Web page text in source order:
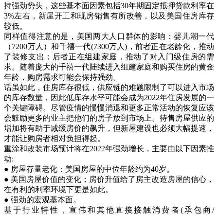
持强劲势头，这些基本面因素包括30年期固定抵押贷款利率在
3%左右，新屋开工和现房销售有所改善，以及美国住房库存
较低。
同样值得注意的是，美国两大人口群体的影响：婴儿潮一代
（7200万人）和千禧一代(7300万人)，前者正在老龄化，推动
了装修支出；后者正在组建家庭，推动了对入门级住房的需
求。随着庞大的千禧一代陆续进入组建家庭和购买住房的黄金
年龄，购房需求可能会保持强劲。
话虽如此，住房库存很低，供应链的难题限制了可以进入市场
的库存数量，因此低库存水平可能会成为2022年住房发展的一
个关键障碍。尽管疫情的慢慢消退和更多正常活动的恢复应该
会鼓励更多的业主把他们的房子放到市场上。待售房屋供应的
增加将有助于减缓房价的飙升，但新屋建设也必须大幅提速，
才能让购房者相对负担得起。
重涂和改装市场预计将在2022年强劲增长，主要由以下因素推
动:
● 房屋存量老化：美国房屋的中位年龄约为40岁。
● 美国房屋价值的变化；房价升值给了房主改造房屋的信心，
在有利的利率环境下更是如此。
● 强劲的宏观基本面。
基于行业特性，宣伟和其他直接接触消费者(承包商/